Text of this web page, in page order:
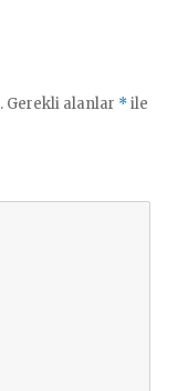
Gerekli alanlar *ile